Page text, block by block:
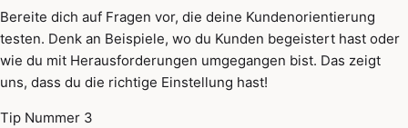
Bereite dich auf Fragen vor, die deine Kundenorientierung
testen. Denk an Beispiele, wo du Kunden begeistert hast oder
wie du mit Herausforderungen umgegangen bist. Das zeigt
uns, dass du die richtige Einstellung hast!
Tip Nummer 3